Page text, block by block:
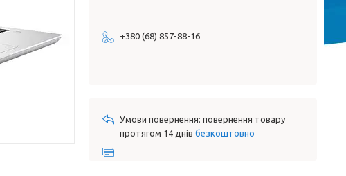
+380 (68) 857-88-16
повернення товару
протягом 14 днів безкоштовно